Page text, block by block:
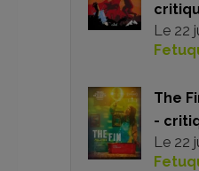
Le 22
The
-
Le 22